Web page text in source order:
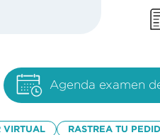
Agenda examen
VIRTUAL RASTREA TU